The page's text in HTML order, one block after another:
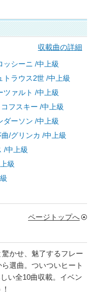
収載曲の詳細
ッシーニ /中上級
トラウス2世 /中上級
ツァルト /中上級
フスキー /中上級
ダーソン /中上級
/グリンカ /中上級
/中上級
級
ページトップへ
かせ、魅了するフレー
選曲。ついついヒート
い全10曲収載。イベン